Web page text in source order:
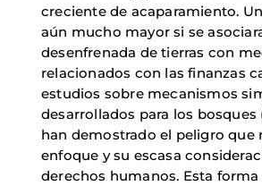
creciente de acaparamiento.
aún mucho mayor si se
desenfrenada de tierras con
relacionados con las finanzas
estudios sobre mecanismos
desarrollados para los bosques
han demostrado el peligro que
enfoque y su escasa
derechos humanos. Esta